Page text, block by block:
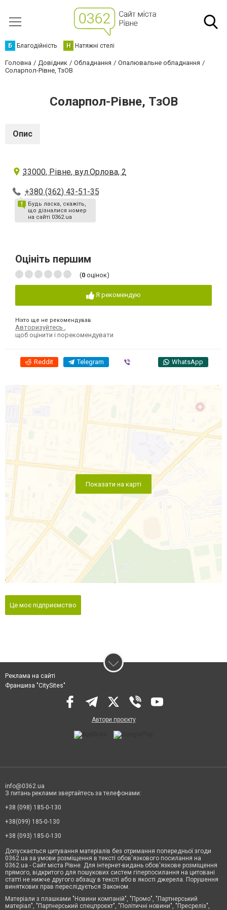
Б Благодійність Н Натяжні стелі
Головна Довідник Обладнання
Опалювальне обладнання
Соларпол-Рівне, ТзОВ
Соларпол-Рівне, ТзОВ
Опис
33000, Рівне, вул.Орлова, 2
+380 (362) 43-51-35
Будь ласка, скажіть,
що дізналися номер
на сайті 0362.ua
Оцініть першим
(0 оцінок)
Я рекомендую
Ніхто ще не рекомендував
Авторизуйтесь
щоб оцінити і порекомендувати
Reddit Telegram WhatsApp
Показати на карті
Це моє підприємство
Реклама на сайті
Франшиза "CitySites"
Автори проєкту
info@0362.ua
З питань реклами звертайтесь за телефонами:
+38 (098) 185-0-130
+38(099) 185-0-130
+38 (093) 185-0-130
Допускається цитування матеріалів без отримання попередньої згоди
0362.ua за умови розміщення в тексті обов'язкового посилання на
0362.ua - Сайт міста Рівне. Для інтернет-видань обов'язкове розміщення
прямого, відкритого для пошукових систем гіперпосилання на цитовані
статті не нижче другого абзацу в тексті або в якості джерела. Порушення
виняткових прав переслідується Законом.
Матеріали з плашками "Новини компаній", "Промо", "Партнерський
матеріал", "Партнерський спецпроєкт", "Політичні новини", "Пресреліз",